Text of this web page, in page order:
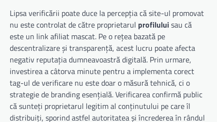
Lipsa verificării poate duce la percepția că site-ul promovat
nu este controlat de către proprietarul profiluluisau că
este un link afiliat mascat. Pe o rețea bazată pe
descentralizare și transparență, acest lucru poate afecta
negativ reputația dumneavoastră digitală. Prin urmare,
investirea a câtorva minute pentru a implementa corect
tag-ul de verificare nu este doar o măsură tehnică, ci o
strategie de branding esențială. Verificarea confirmă public
că sunteți proprietarul legitim al conținutului pe care îl
distribuiți, sporind astfel autoritatea și încrederea în rândul